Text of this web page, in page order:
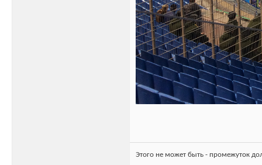
Этого не может быть - промежуток